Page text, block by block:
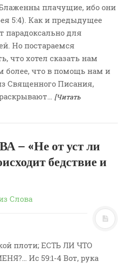
плачущие, ибо они
5:4). Как и предыдущее
парадоксально для
Но постараемся
что хотел сказать нам
более, что в помощь нам и
Священного Писания,
[Читать
– «Не от уст ли
бедствие и
Слова
плоти; ЕСТЬ ЛИ ЧТО
Ис 59:1-4 Вот, рука